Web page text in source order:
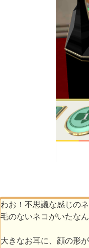
わお！不思議な感じの
毛のないネコがいたな
大きなお耳に、顔の形